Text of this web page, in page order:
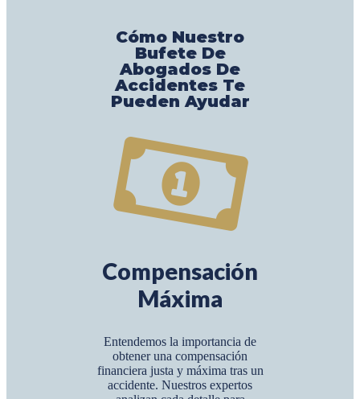
Cómo Nuestro
Bufete De
Abogados De
Accidentes Te
Pueden Ayudar
Compensación
Máxima
Entendemos la importancia de
obtener una compensación
financiera justa y máxima tras un
accidente. Nuestros expertos